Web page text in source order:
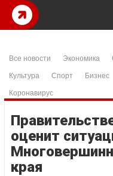
Все новости Экономика
Культура
Спорт Бизнес
Коронавирус
оценит
края